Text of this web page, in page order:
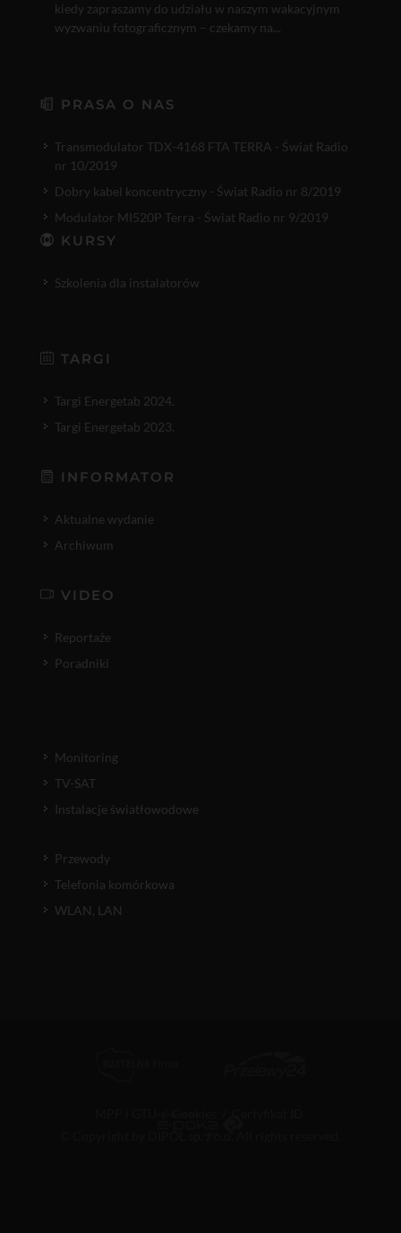
kiedy zapraszamy do udziału w naszym wakacyjnym
wyzwaniu fotograficznym – czekamy na...
PRASA O NAS
Transmodulator TDX-4168 FTA TERRA - Świat Radio
nr 10/2019
Dobry kabel koncentryczny - Świat Radio nr 8/2019
Modulator MI520P Terra - Świat Radio nr 9/2019
KURSY
Szkolenia dla instalatorów
TARGI
Targi Energetab 2024.
Targi Energetab 2023.
INFORMATOR
Aktualne wydanie
Archiwum
VIDEO
Reportaże
Poradniki
Monitoring
TV-SAT
Instalacje światłowodowe
Przewody
Telefonia komórkowa
WLAN, LAN